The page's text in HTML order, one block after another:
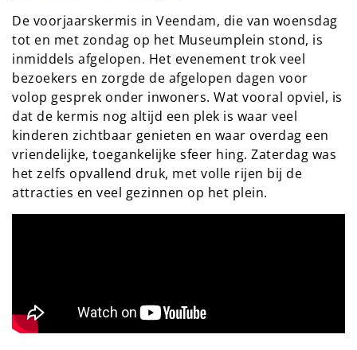
De voorjaarskermis in Veendam, die van woensdag
tot en met zondag op het Museumplein stond, is
inmiddels afgelopen. Het evenement trok veel
bezoekers en zorgde de afgelopen dagen voor
volop gesprek onder inwoners. Wat vooral opviel, is
dat de kermis nog altijd een plek is waar veel
kinderen zichtbaar genieten en waar overdag een
vriendelijke, toegankelijke sfeer hing. Zaterdag was
het zelfs opvallend druk, met volle rijen bij de
attracties en veel gezinnen op het plein.